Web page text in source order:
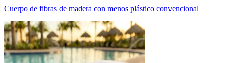
Cuerpo de fibras de madera con menos plástico convencional